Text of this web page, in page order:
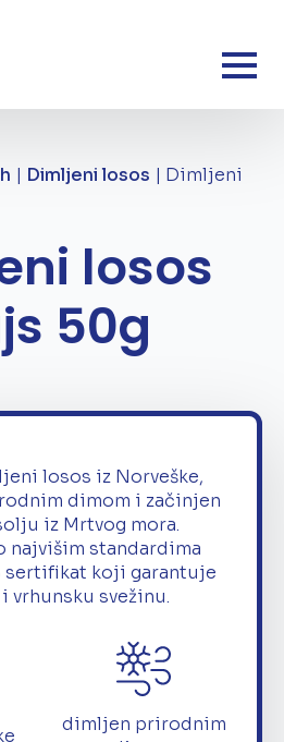
| Dimljeni losos | Dimljeni
losos
50g
losos iz Norveške,
dimom i začinjen
iz Mrtvog mora.
najvišim standardima
sertifikat koji garantuje
vrhunsku svežinu.
dimljen prirodnim